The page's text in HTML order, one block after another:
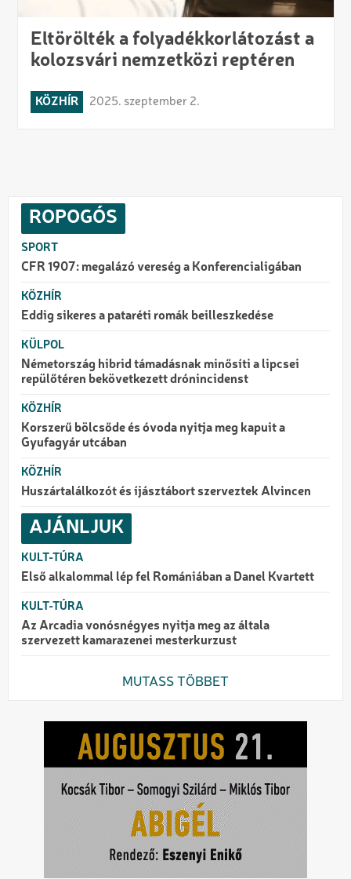
Eltörölték a folyadékkorlátozást a
kolozsvári nemzetközi reptéren
KÖZHÍR 2025. szeptember 2.
ROPOGÓS
SPORT
CFR 1907: megalázó vereség a Konferencialigában
KÖZHÍR
Eddig sikeres a pataréti romák beilleszkedése
KÜLPOL
Németország hibrid támadásnak minősíti a lipcsei
repülőtéren bekövetkezett drónincidenst
KÖZHÍR
Korszerű bölcsőde és óvoda nyitja meg kapuit a
Gyufagyár utcában
KÖZHÍR
Huszártalálkozót és íjásztábort szerveztek Alvincen
AJÁNLJUK
KULT-TÚRA
Első alkalommal lép fel Romániában a Danel Kvartett
KULT-TÚRA
Az Arcadia vonósnégyes nyitja meg az általa
szervezett kamarazenei mesterkurzust
MUTASS TÖBBET